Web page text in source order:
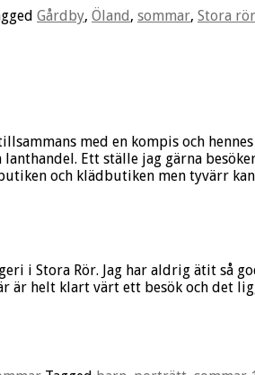
Gårdby, Öland, sommar, Stora rör
med en kompis och
lanthandel. Ett ställe jag gärna
och klädbutiken men tyvärr
i Stora Rör. Jag har aldrig ätit så
är helt klart värt ett besök och det